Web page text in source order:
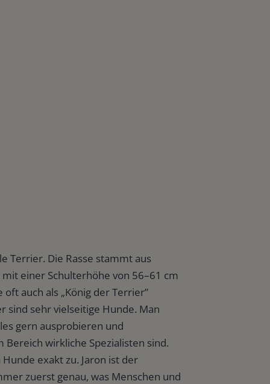
Terrier. Die Rasse stammt aus
einer Schulterhöhe von 56–61 cm
auch als „König der Terrier”
sind sehr vielseitige Hunde. Man
gern ausprobieren und
wirkliche Spezialisten sind.
exakt zu. Jaron ist der
zuerst genau, was Menschen und